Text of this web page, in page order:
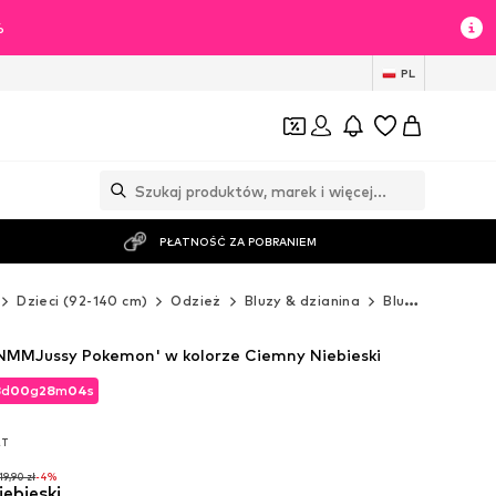
PL
PŁATNOŚĆ ZA POBRANIEM
Dzieci (92-140 cm) Odzież Bluzy & dzianina Bluzy
d00g28m02s
zł-4%
d00g28m02s
Pokemon' w kolorze Ciemny Niebieski